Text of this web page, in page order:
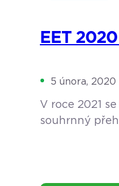
EET
5 února, 2020
V roce 2021
souhrnný